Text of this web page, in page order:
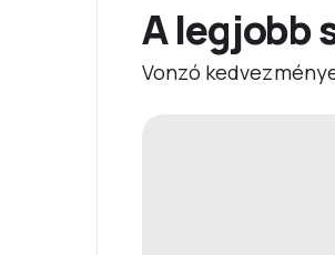
A legjobb
Vonzó